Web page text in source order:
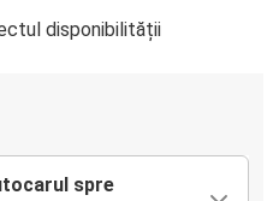
disponibilității
spre